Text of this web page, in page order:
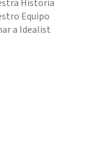
Historia
Equipo
a Idealist